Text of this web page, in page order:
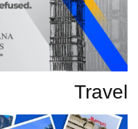
Travel